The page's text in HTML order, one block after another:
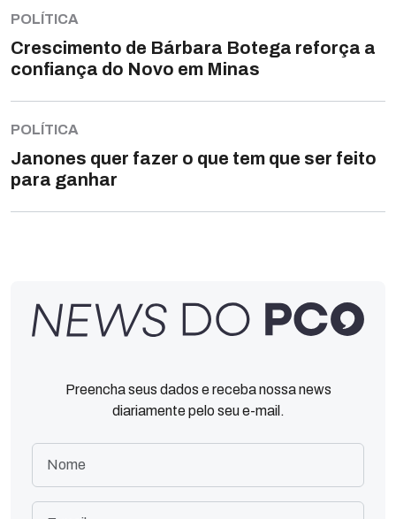
POLÍTICA
Crescimento de Bárbara Botega reforça a
confiança do Novo em Minas
POLÍTICA
Janones quer fazer o que tem que ser feito
para ganhar
Preencha seus dados e receba nossa news
diariamente pelo seu e-mail.